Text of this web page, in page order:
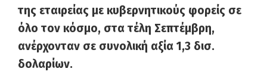
της εταιρείας με κυβερνητικούς φορείς σε
όλο τον κόσμο, στα τέλη Σεπτέμβρη,
ανέρχονταν σε συνολική αξία 1,3 δισ.
δολαρίων.